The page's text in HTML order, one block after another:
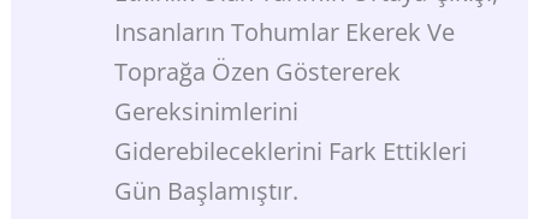
Insanların Tohumlar Ekerek Ve
Toprağa Özen Göstererek
Gereksinimlerini
Giderebileceklerini Fark Ettikleri
Gün Başlamıştır.